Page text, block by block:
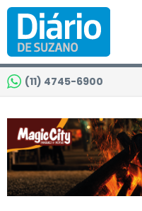
(11) 4745-6900